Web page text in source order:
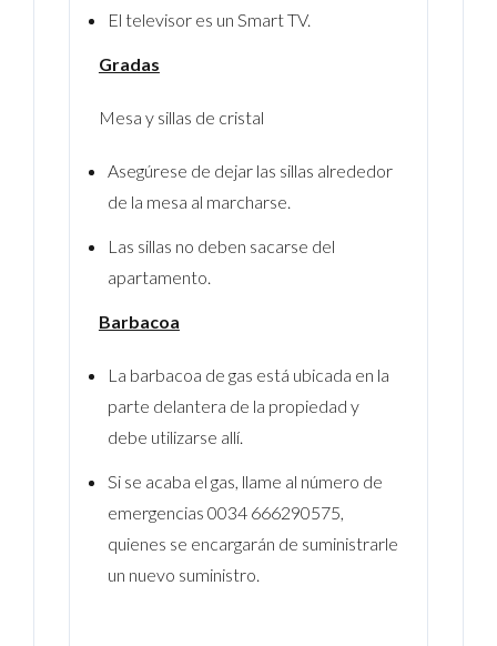
El televisor es un Smart TV.
Gradas
Mesa y sillas de cristal
Asegúrese de dejar las sillas alrededor
de la mesa al marcharse.
Las sillas no deben sacarse del
apartamento.
Barbacoa
La barbacoa de gas está ubicada en la
parte delantera de la propiedad y
debe utilizarse allí.
Si se acaba el gas, llame al número de
emergencias 0034 666290575,
quienes se encargarán de suministrarle
un nuevo suministro.
Log In
Username
Password
administrator.
Lost your password?